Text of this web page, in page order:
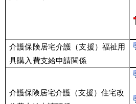
介護保険居宅介護（支援）福祉用
具購入費支給申請関係
介護保険居宅介護（支援）住宅改